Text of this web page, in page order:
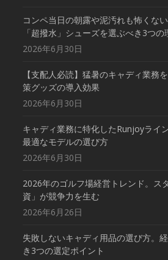
コンペ当日の朝露や泥汚れも怖くな
「超撥水」シューズを選ぶべき3つの
2026年6月30日
【支配人必読】猛暑のキャディ業務
策グッズの導入効果
2026年6月30日
キャディ業務に特化したRunjoyライ
最適なモデルの選び方
2026年6月30日
2026年のゴルフ場経営トレンド。ス
資」が競争力を生む
2026年6月26日
失敗しないキャディ用品の選び方。
き3つの選定ポイント